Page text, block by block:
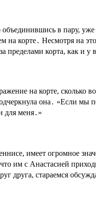
в пару,
корте․ Несмотря на
корта, как и у
на корте, сколько
она․ «Если
для меня․»
имеет огромное
им с Анастасией
стараемся